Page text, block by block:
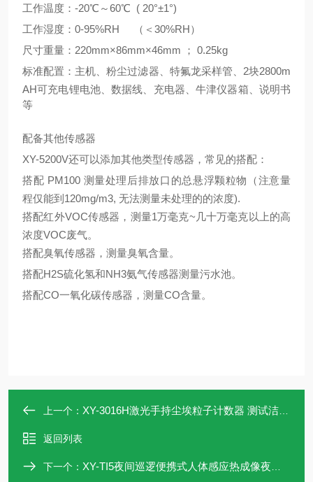
工作温度： -20℃～60℃ ( 20°±1°)
工作湿度： 0-95%RH （＜ 30%RH）
尺寸重量： 220mm×86mm×46mm ； 0.25kg
标准配置：主机、粉尘过滤器、特氟龙采样管、 2块2800m
AH可充电锂电池、数据线、充电器、牛津仪器箱、说明书
等
配备其他传感器
XY-5200V还可以添加其他类型传感器，常见的搭配：
搭配 PM100 测量处理后排放口的总悬浮颗粒物（注意量
程仅能到120mg/m3, 无法测量未处理的的浓度).
搭配红外VOC传感器，测量1万毫克~几十万毫克以上的高
浓度VOC废气。
搭配臭氧传感器，测量臭氧含量。
搭配H2S硫化氢和NH3氨气传感器测量污水池。
搭配CO一氧化碳传感器，测量CO含量。
上一个： XY-3016H激光手持尘埃粒子计数器 测试洁净环境
返回列表
下一个： XY-TI5夜间巡逻便携式人体感应热成像夜视仪